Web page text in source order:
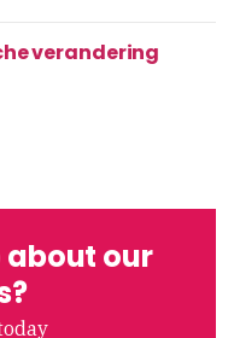
verandering
about our